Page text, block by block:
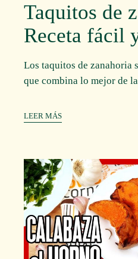
Taquitos de
Receta fácil
Los taquitos de zanahoria
que combina lo mejor de
LEER MÁS